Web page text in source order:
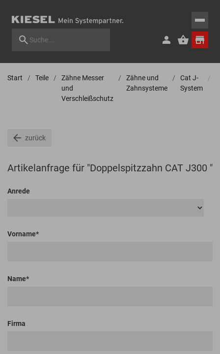
Start Teile
Zähne Messer
und
Verschleißschutz
Zähne und
Zahnsysteme
Cat J-
System
zurück
Artikelanfrage für "Doppelspitzzahn CAT J300 "
Anrede
Vorname
Name
Firma